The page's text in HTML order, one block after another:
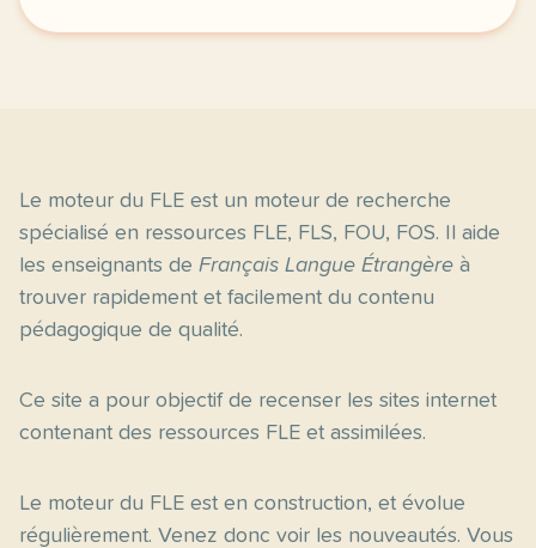
Le moteur du FLE est un moteur de recherche
spécialisé en ressources FLE, FLS, FOU, FOS. Il aide
les enseignants de Français Langue Étrangère à
trouver rapidement et facilement du contenu
pédagogique de qualité.
Ce site a pour objectif de recenser les sites internet
contenant des ressources FLE et assimilées.
Le moteur du FLE est en construction, et évolue
régulièrement. Venez donc voir les nouveautés. Vous